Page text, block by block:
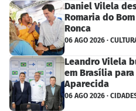
Daniel Vilela
Romaria do
Ronca
06 AGO 2026 ·
Leandro Vilela
em Brasília
Aparecida
06 AGO 2026 ·